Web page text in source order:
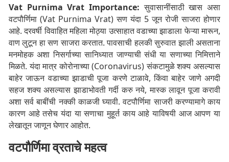
Vat Purnima Vrat Importance: सुवासानींसाठी खास असा
वटपौर्णिमा (Vat Purnima Vrat) सण यंदा 5 जून रोजी साजरा होणार
आहे. दरवर्षी विवाहित महिला मोठ्या उत्साहात वडाच्या झाडाला फेऱ्या मारून,
वाण लुटून हा सण साजरा करतात. पावसाची हलकी सुरुवात झाली असताना
मनमोहक अशा निसर्गाच्या सानिध्यात जाण्याची संधी या सणाच्या निमित्ताने
मिळते. यंदा मात्र कोरोनाच्या (Coronavirus) संकटामुळे शक्य असल्यास
बाहेर जाऊन वडाच्या झाडाची पूजा करणे टाळावे, किंवा बाहेर जाणे अगदी
सहज शक्य असल्यास झाडाभोवती गर्दी करु नये, मास्क लावून पूजा करावी
अशा सर्व बाबींची नक्की काळजी घ्यावी. वटपौर्णिमा साजरी करण्यामागे काय
कारण आहे तसेच यंदा या सणाचा मुहूर्त काय आहे याविषयी आज आपण या
लेखातून जाणून घेणार आहोत.
वटपौर्णिमा व्रताचे महत्व